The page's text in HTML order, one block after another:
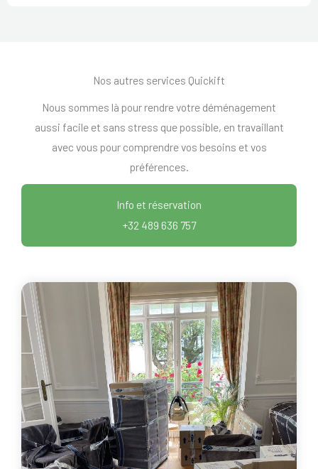
Nos autres services Quickift
Nous sommes là pour rendre votre déménagement
aussi facile et sans stress que possible, en travaillant
avec vous pour comprendre vos besoins et vos
préférences.
Info et réservation
+32 489 636 757